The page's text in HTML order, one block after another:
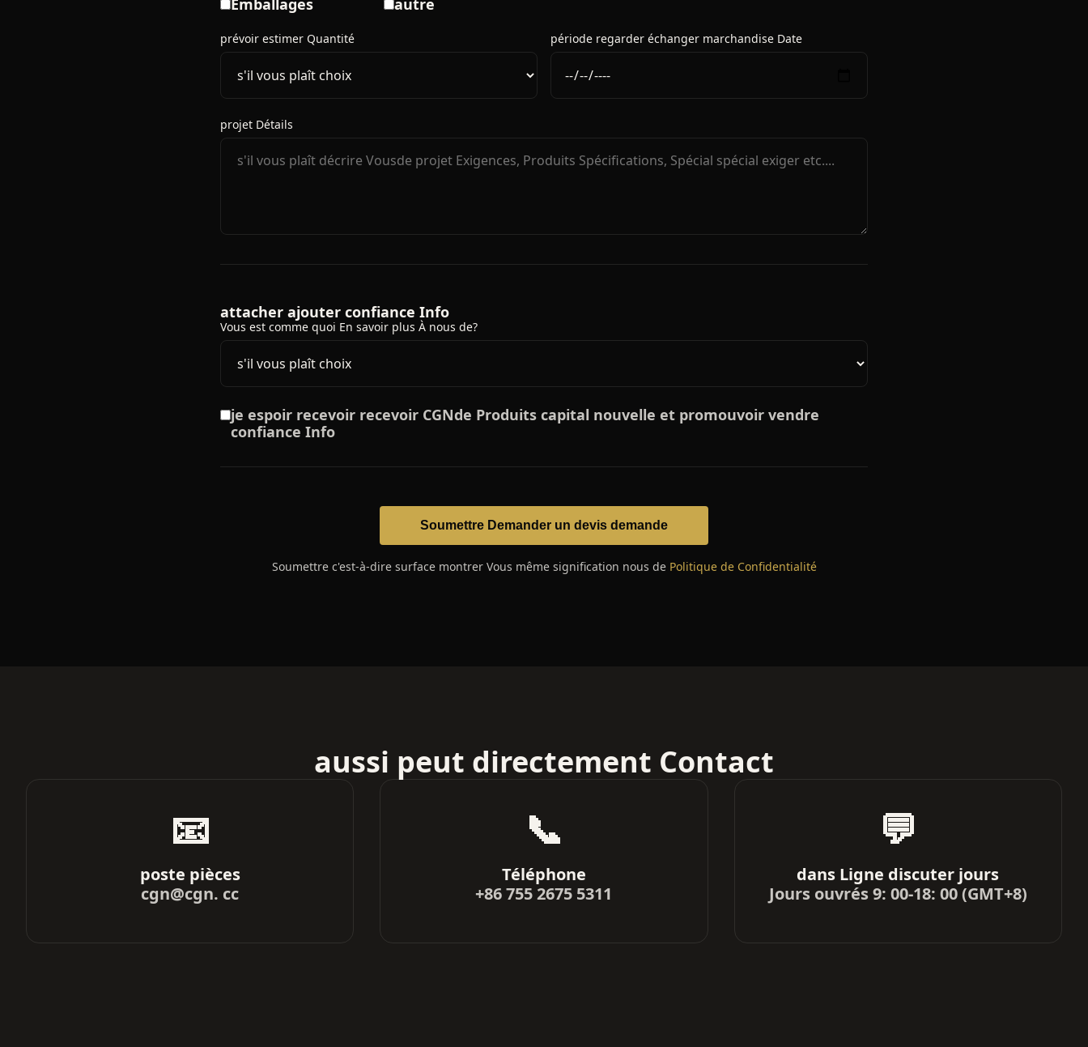
Emballages
autre
prévoir estimer Quantité période regarder échanger marchandise Date
projet Détails
attacher ajouter confiance Info
Vous est comme quoi En savoir plus À nous de?
je espoir recevoir recevoir CGNde Produits capital nouvelle et promouvoir vendre
confiance Info
Soumettre Demander un devis demande
Soumettre c'est-à-dire surface montrer Vous même signification nous de Politique de Confidentialité
aussi peut directement Contact
📧
poste pièces
cgn@cgn. cc
📞
Téléphone
+86 755 2675 5311
💬
dans Ligne discuter jours
Jours ouvrés 9: 00-18: 00 (GMT+8)